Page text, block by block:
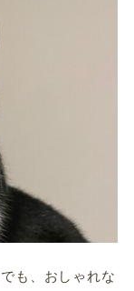
も、おしゃれな